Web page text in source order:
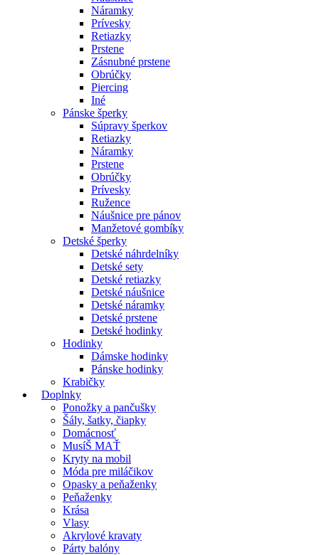
Náramky
Prívesky
Retiazky
Prstene
Zásnubné prstene
Obrúčky
Piercing
Iné
Pánske šperky
Súpravy šperkov
Retiazky
Náramky
Prstene
Obrúčky
Prívesky
Ružence
Náušnice pre pánov
Manžetové gombíky
Detské šperky
Detské náhrdelníky
Detské sety
Detské retiazky
Detské náušnice
Detské náramky
Detské prstene
Detské hodinky
Hodinky
Dámske hodinky
Pánske hodinky
Krabičky
Doplnky
Ponožky a pančušky
Šály, šatky, čiapky
Domácnosť
MusíŠ MAŤ
Kryty na mobil
Móda pre miláčikov
Opasky a peňaženky
Peňaženky
Krása
Vlasy
Akrylové kravaty
Párty balóny